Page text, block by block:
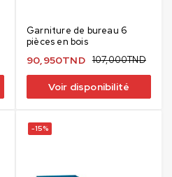
Garniture de bureau 6
pièces en bois
107,000TND
90,950TND
Voir disponibilité
-15%